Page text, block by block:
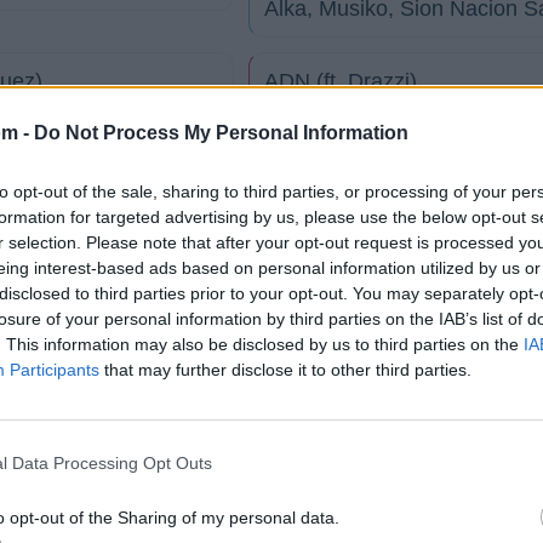
- Do Not Process My Personal Information
opt-out of the sale, sharing to third parties, or processing of your
for targeted advertising by us, please use the below opt-out
selection. Please note that after your opt-out request is processed
interest-based ads based on personal information utilized by us
to third parties prior to your opt-out. You may separately
of your personal information by third parties on the IAB’s list of
This information may also be disclosed by us to third parties on the
Participants that may further disclose it to other third parties.
Data Processing Opt Outs
opt-out of the Sharing of my personal data.
Alka, Musiko, Sion Nacion
ADN (ft. Drazzi)
Loco por ti
Cancel, Onell
Bendecido (ft. Melvin Ayala)